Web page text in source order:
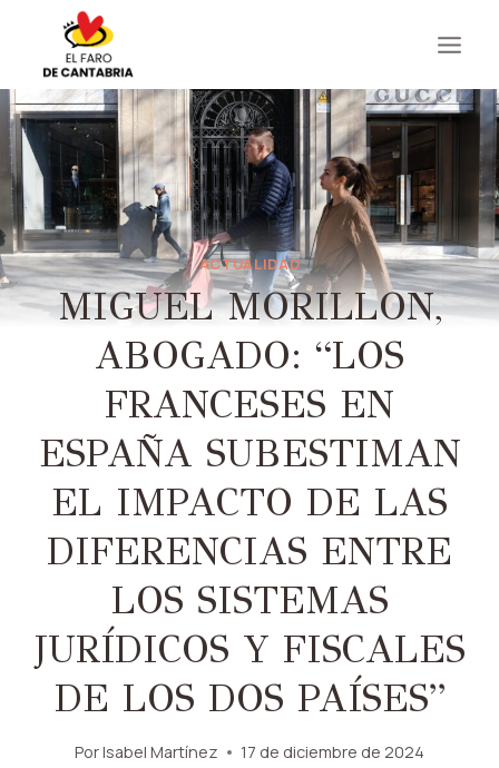
contenido
ACTUALIDAD
MIGUEL MORILLON,
ABOGADO: “LOS
FRANCESES EN
ESPAÑA SUBESTIMAN
EL IMPACTO DE LAS
DIFERENCIAS ENTRE
LOS SISTEMAS
JURÍDICOS Y FISCALES
DE LOS DOS PAÍSES”
PorIsabel Martínez 17 de diciembre de 2024